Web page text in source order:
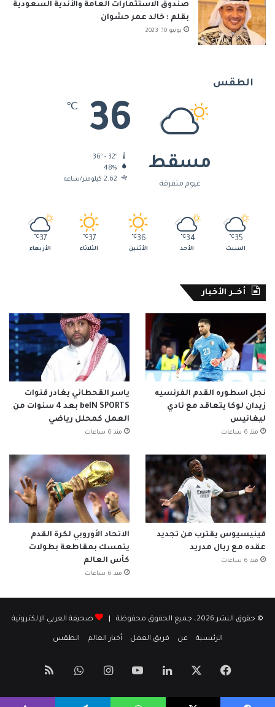
صندوق الاستثمارات العامة والأندية السعودية
بقلم : خالد عمر حشوان
يونيو 10, 2023
الطقس
مسقط
غيوم متفرقة
36
℃
48%
2.62 كيلومتر/ساعة
35
℃
السبت
34
℃
الأحد
36
℃
الأثنين
37
℃
الثلاثاء
37
℃
الأربعاء
أخــر الأخبار
نجل اسطوره القدم الفرنسيه
زيدان لوكا يتعاقد مع نادي
ليغانيس
منذ 6 ساعات
ياسر القحطاني يغادر قنوات
beIN SPORTS بعد 4 سنوات من
العمل كمحلل رياضي
منذ 6 ساعات
فينيسيوس يقترب من تجديد
عقده مع ريال مدريد
منذ 6 ساعات
الاتحاد الأوروبي لكرة القدم
يتمسك بمقاطعة بطولات
كأس العالم
منذ 6 ساعات
© حقوق النشر 2026، جميع الحقوق محفوظة | صحيفة العربي الإلكترونية
الرئيسية عن فريق العمل أخبار العالم الطقس
فيسبوك لينكدإن‫YouTubeانستقرامواتسابملخص
الموقع